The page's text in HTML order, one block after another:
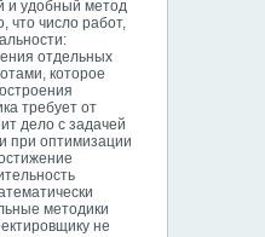
и удобный метод
что число работ,
отдельных
которое
требует от
дело с задачей
при оптимизации
методики
не